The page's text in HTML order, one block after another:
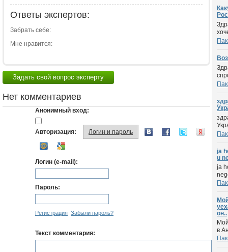
Ответы экспертов:
Забрать себе:
Мне нравится:
Задать свой вопрос эксперту
Нет комментариев
Анонимный вход:
Авторизация: Логин и пароль
Логин (e-mail):
Пароль:
Регистрация Забыли пароль?
Текст комментария:
ja
u
ja
он..
в